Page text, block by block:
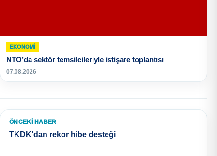
EKONOMI
NTO’da sektör temsilcileriyle istişare toplantısı
07.08.2026
ÖNCEKI HABER
TKDK’dan rekor hibe desteği